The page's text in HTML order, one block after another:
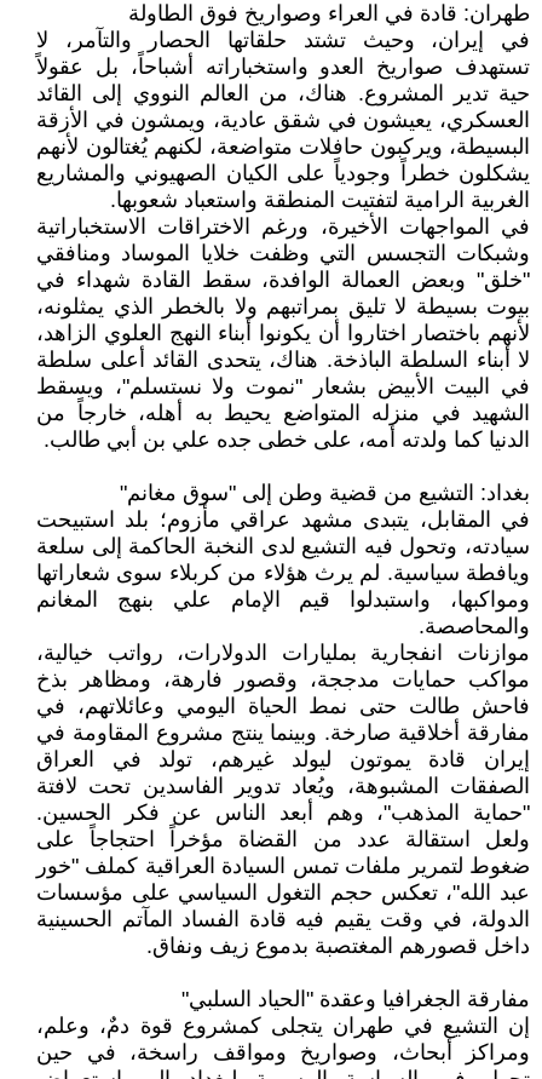
طهران: قادة في العراء وصواريخ فوق الطاولة
في إيران، وحيث تشتد حلقاتها الحصار والتآمر، لا
تستهدف صواريخ العدو واستخباراته أشباحاً، بل عقولاً
حية تدير المشروع. هناك، من العالم النووي إلى القائد
العسكري، يعيشون في شقق عادية، ويمشون في الأزقة
البسيطة، ويركبون حافلات متواضعة، لكنهم يُغتالون لأنهم
يشكلون خطراً وجودياً على الكيان الصهيوني والمشاريع
الغربية الرامية لتفتيت المنطقة واستعباد شعوبها.
في المواجهات الأخيرة، ورغم الاختراقات الاستخباراتية
وشبكات التجسس التي وظفت خلايا الموساد ومنافقي
"خلق" وبعض العمالة الوافدة، سقط القادة شهداء في
بيوت بسيطة لا تليق بمراتبهم ولا بالخطر الذي يمثلونه،
لأنهم باختصار اختاروا أن يكونوا أبناء النهج العلوي الزاهد،
لا أبناء السلطة الباذخة. هناك، يتحدى القائد أعلى سلطة
في البيت الأبيض بشعار "نموت ولا نستسلم"، ويسقط
الشهيد في منزله المتواضع يحيط به أهله، خارجاً من
الدنيا كما ولدته أمه، على خطى جده علي بن أبي طالب.
بغداد: التشيع من قضية وطن إلى "سوق مغانم"
في المقابل، يتبدى مشهد عراقي مأزوم؛ بلد استبيحت
سيادته، وتحول فيه التشيع لدى النخبة الحاكمة إلى سلعة
ويافطة سياسية. لم يرث هؤلاء من كربلاء سوى شعاراتها
ومواكبها، واستبدلوا قيم الإمام علي بنهج المغانم
والمحاصصة.
موازنات انفجارية بمليارات الدولارات، رواتب خيالية،
مواكب حمايات مدججة، وقصور فارهة، ومظاهر بذخ
فاحش طالت حتى نمط الحياة اليومي وعائلاتهم، في
مفارقة أخلاقية صارخة. وبينما ينتج مشروع المقاومة في
إيران قادة يموتون ليولد غيرهم، تولد في العراق
الصفقات المشبوهة، ويُعاد تدوير الفاسدين تحت لافتة
"حماية المذهب"، وهم أبعد الناس عن فكر الحسين.
ولعل استقالة عدد من القضاة مؤخراً احتجاجاً على
ضغوط لتمرير ملفات تمس السيادة العراقية كملف "خور
عبد الله"، تعكس حجم التغول السياسي على مؤسسات
الدولة، في وقت يقيم فيه قادة الفساد المآتم الحسينية
داخل قصورهم المغتصبة بدموع زيف ونفاق.
مفارقة الجغرافيا وعقدة "الحياد السلبي"
إن التشيع في طهران يتجلى كمشروع قوة دمٌ، وعلم،
ومراكز أبحاث، وصواريخ ومواقف راسخة، في حين